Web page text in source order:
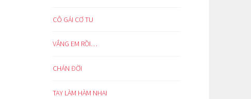
CÔ GÁI CƠ TU
VẮNG EM RỒI…
CHÁN ĐỜI
TAY LÀM HÀM NHAI